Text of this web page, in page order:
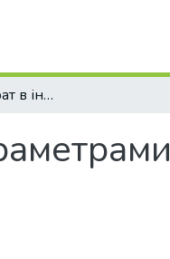
Вимірювання втрат в індуктивностях за параметрами перехідного процесу